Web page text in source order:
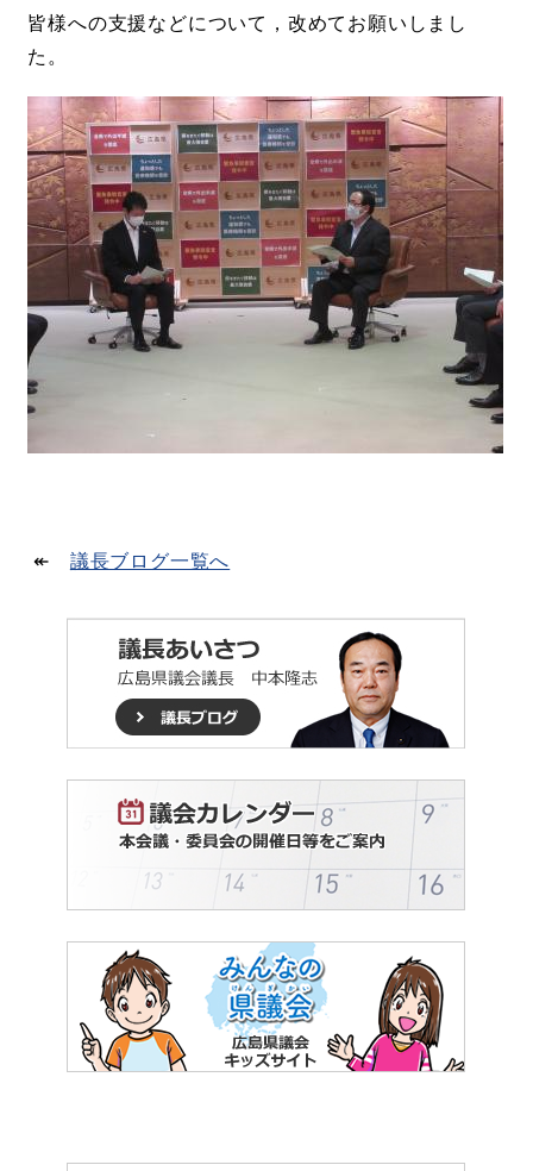
皆様への支援などについて，改めてお願いしまし
た。
↞ 議長ブログ一覧へ